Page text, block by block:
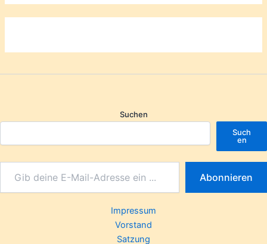
Suchen
Such
en
Abonnieren
Impressum
Vorstand
Satzung